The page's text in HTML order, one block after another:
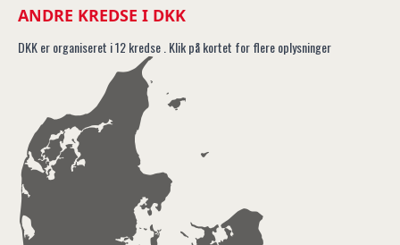
ANDRE KREDSE I DKK
DKK er organiseret i 12 kredse . Klik på kortet for flere oplysninger